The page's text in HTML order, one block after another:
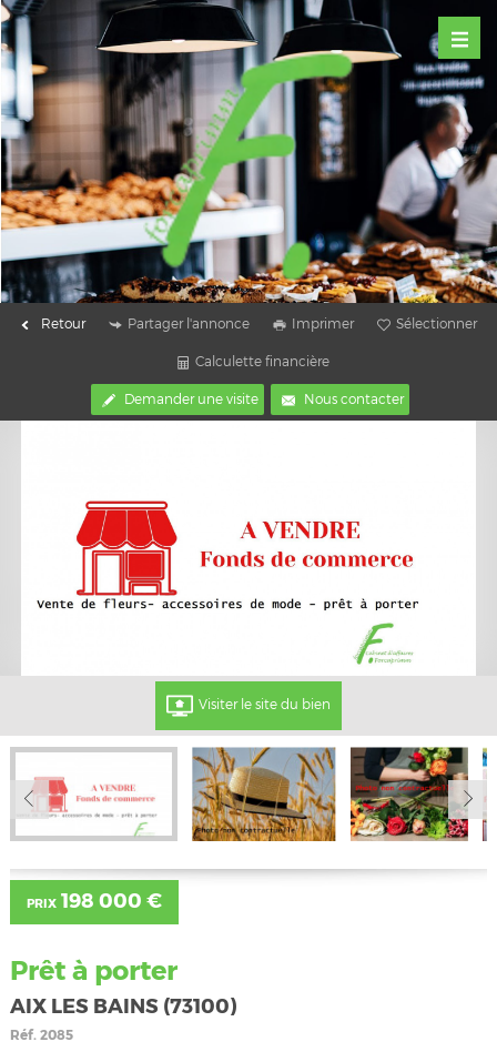
Retour Partager l'annonce Imprimer Sélectionner
Calculette financière
Demander une visite Nous contacter
Visiter le site du bien
PRIX198 000 €
Prêt à porter
AIX LES BAINS (73100)
Réf.2085